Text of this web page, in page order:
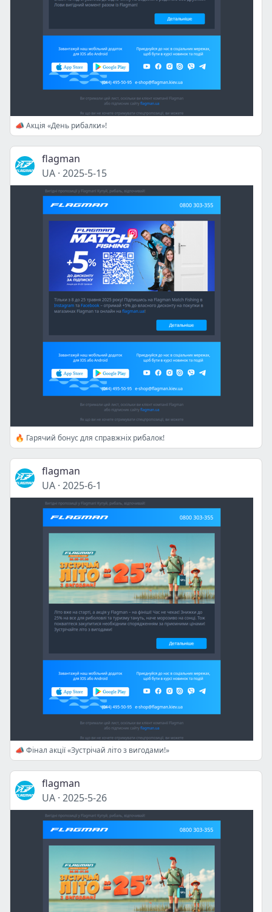
📣 Акція «День рибалки»!
flagman
UA · 2025-5-15
🔥 Гарячий бонус для справжніх рибалок!
flagman
UA · 2025-6-1
📣 Фінал акції «Зустрічай літо з вигодами!»
flagman
UA · 2025-5-26